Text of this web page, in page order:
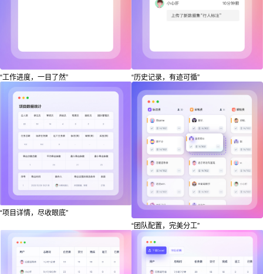
“工作进度，一目了然” “历史记录，有迹可循”
“项目详情，尽收眼底”
“团队配置，完美分工”